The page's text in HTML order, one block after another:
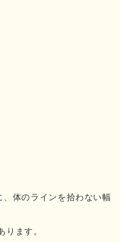
体のラインを拾わない幅
ます。